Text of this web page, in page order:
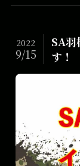
SA羽
す！
2022
9/15